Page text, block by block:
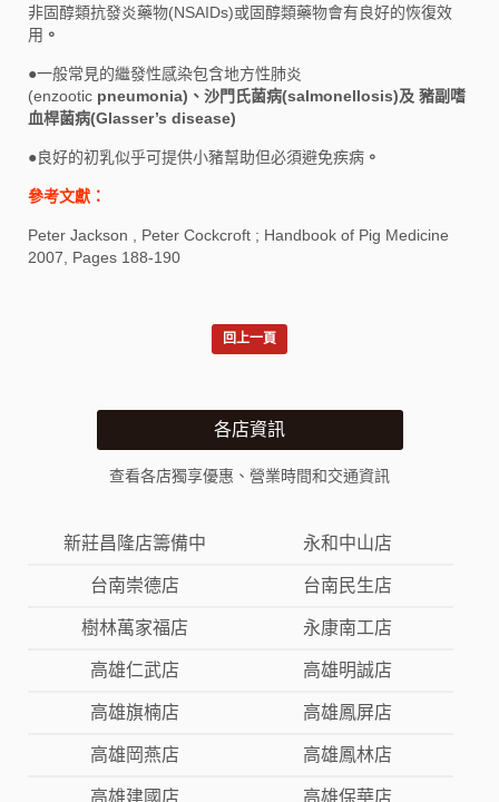
非固醇類抗發炎藥物(NSAIDs)或固醇類藥物會有良好的恢復效
用 。
●一般常見的繼發性感染包含地方性肺炎
(enzootic pneumonia)、沙門氏菌病(salmonellosis)及 豬副嗜
血桿菌病(Glasser’s disease)
●良好的初乳似乎可提供小豬幫助但必須避免疾病 。
參考文獻：
Peter Jackson , Peter Cockcroft ; Handbook of Pig Medicine
2007, Pages 188-190
回上一頁
各店資訊
查看各店獨享優惠、營業時間和交通資訊
新莊昌隆店籌備中 永和中山店
台南崇德店 台南民生店
樹林萬家福店 永康南工店
高雄仁武店 高雄明誠店
高雄旗楠店 高雄鳳屏店
高雄岡燕店 高雄鳳林店
高雄建國店 高雄保華店